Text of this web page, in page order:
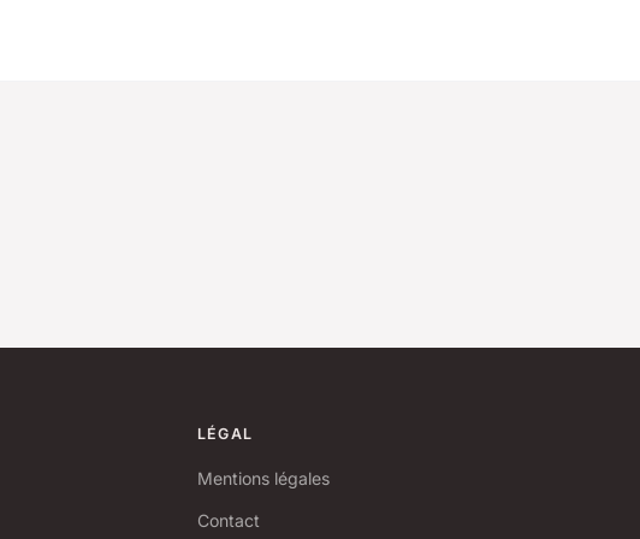
LÉGAL
Mentions légales
Contact